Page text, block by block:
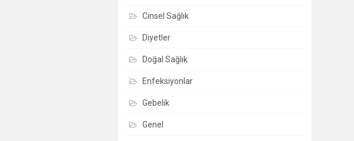
Cinsel Sağlık
Diyetler
Doğal Sağlık
Enfeksiyonlar
Gebelik
Genel